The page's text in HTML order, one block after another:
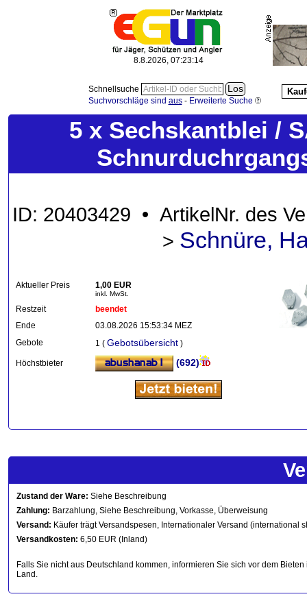
8.8.2026, 07:23:15
Schnellsuche
Suchvorschläge sind aus- Erweiterte Suche
5 x Sechskantblei /
ID: 20403429 • ArtikelNr. des
> Schnüre,
Aktueller Preis 1,00 EUR
inkl. MwSt.
Restzeit
beendet
Ende
03.08.2026 15:53:34 MEZ
Gebote
1 ( Gebotsübersicht )
Höchstbieter (692)
Zustand der Ware: Siehe Beschreibung
Zahlung: Barzahlung, Siehe Beschreibung, Vorkasse, Überweisung
Versand: Käufer trägt Versandspesen, Internationaler Versand (international
Versandkosten: 6,50 EUR (Inland)
Falls Sie nicht aus Deutschland kommen, informieren Sie sich vor dem
Land.